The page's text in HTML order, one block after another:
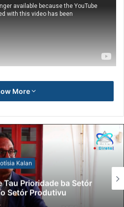
More
ba Setór